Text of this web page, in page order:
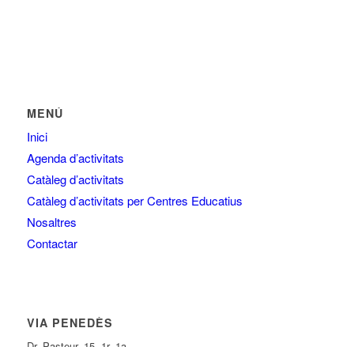
MENÚ
Inici
Agenda d’activitats
Catàleg d’activitats
Catàleg d’activitats per Centres Educatius
Nosaltres
Contactar
VIA PENEDÈS